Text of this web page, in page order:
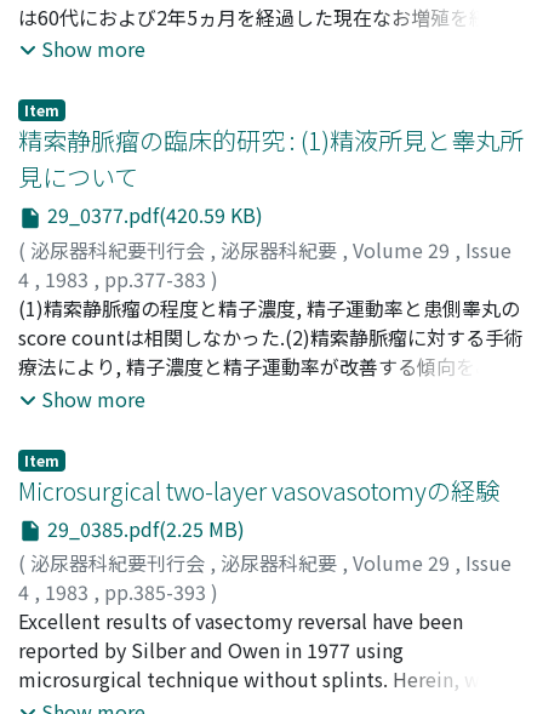
は60代におよび2年5ヵ月を経過した現在なお増殖を続け
ており, ヌードマウス皮下移植率は100%であった.継代培
色体を7個認めた.ヌードマウス移植腫瘍は皮膚に浸潤し,
角化傾向も著明で, 原発巣の陰茎癌類似の肉眼的所見を示
し, 組織学的には癌真珠を含む角化傾向を散見する扁平上
皮癌で, 原発陰茎癌に類似していた
Show more
Item
精索静脈瘤の臨床的研究 : (1)精液所見と睾丸所
見について
29_0377.pdf(420.59 KB)
( 泌尿器科紀要刊行会 , 泌尿器科紀要 , Volume 29 , Issue
4 , 1983 , pp.377-383 )
高崎, 登;岡野, 准;松瀬, 幸太郎;荻田, 卓;岡田, 茂樹;
Takasaki, Noboru;Okano, Hitoshi;Matsuse, Kotaro;
Ogita, Takashi;Okada, Shigeki
(1)精索静脈瘤の程度と精子濃度, 精子運動率と患側睾丸の
score countは相関しなかった.(2)精索静脈瘤に対する手術
療法により, 精子濃度と精子運動率が改善する傾向をみた
が, 両者共改善例は全症例の40%であった.(3) 80%以上の
(4)ほとんどの例で, 両側睾丸のscore countは低下し, 睾丸
重量が10g以下のものでは, score countは高度に低下して
いた.また, 左睾丸のscore countが右側より有意に低下し
ている例が全体の30%あり, 他の70%は左右差はなかっ
た.score countと睾丸重量間には正の相関関係をみたが,
右側睾丸のscore countと精子濃度間には相関々係はなか
った
Show more
Item
Microsurgical two-layer vasovasotomyの経験
29_0385.pdf(2.25 MB)
( 泌尿器科紀要刊行会 , 泌尿器科紀要 , Volume 29 , Issue
4 , 1983 , pp.385-393 )
平尾, 佳彦 ;吉田, 克法;堀井, 康弘;守屋, 昭;岡村, 清;
隆;岡島, 英五郎;玉井, 進;Hirao, Yoshihiko;Yoshida,
Katsunori;Horii, Yasuhiro;Moriya, Akio;Okamura,
Excellent results of vasectomy reversal have been
reported by Silber and Owen in 1977 using
microsurgical technique without splints. Herein, we